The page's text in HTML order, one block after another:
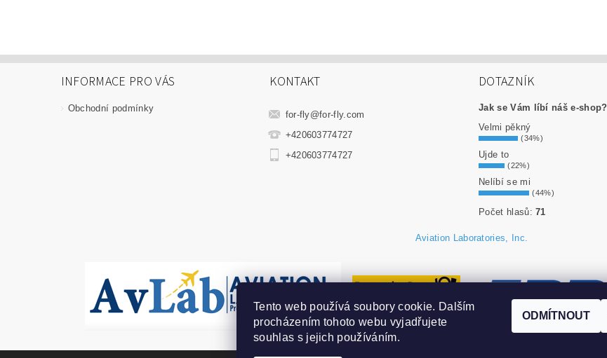
INFORMACE PRO VÁS
Obchodní podmínky
KONTAKT
for-fly@for-fly.com
+420603774727
+420603774727
DOTAZNÍK
Jak se Vám líbí náš e-shop?
Velmi pěkný
(34%)
Ujde to
(22%)
Nelíbí se mi
(44%)
Počet hlasů:71
Aviation Laboratories, Inc.
Tento web používá soubory cookie. Dalším
procházením tohoto webu vyjadřujete
souhlas s jejich používáním.
ODMÍTNOUT